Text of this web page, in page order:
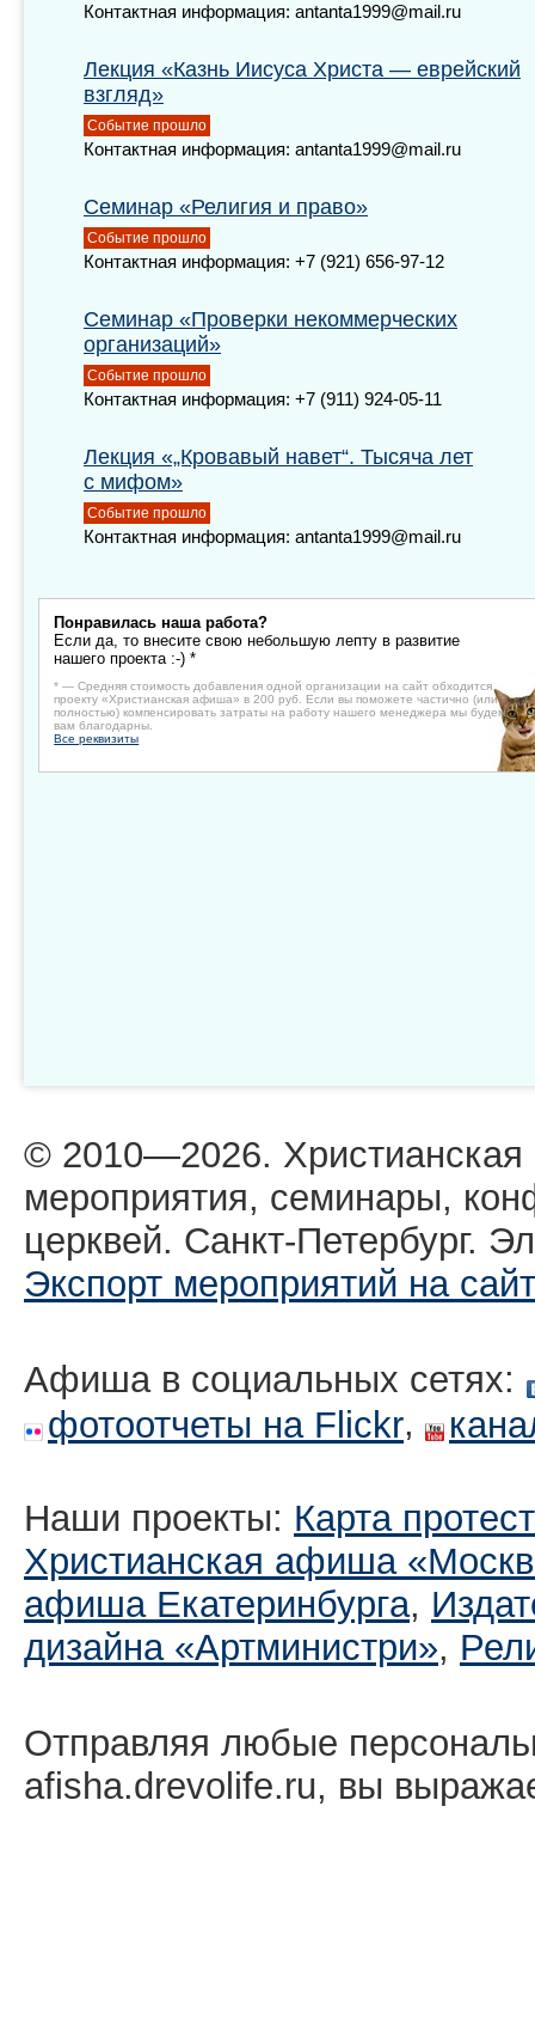
Контактная информация: antanta1999@mail.ru
Лекция «Казнь Иисуса Христа — еврейский
взгляд»
Событие прошло
Контактная информация: antanta1999@mail.ru
Семинар «Религия и право»
Событие прошло
Контактная информация: +7 (921) 656-97-12
Семинар «Проверки некоммерческих
организаций»
Событие прошло
Контактная информация: +7 (911) 924-05-11
Лекция «„Кровавый навет“. Тысяча лет
с мифом»
Событие прошло
Контактная информация: antanta1999@mail.ru
Понравилась наша работа?
Если да, то внесите свою небольшую лепту в развитие
нашего проекта :-) *
* — Средняя стоимость добавления одной организации на сайт обходится
проекту «Христианская афиша» в 200 руб. Если вы поможете частично (или
полностью) компенсировать затраты на работу нашего менеджера мы будем
вам благодарны.
Все реквизиты
© 2010—2026.
мероприятия, семинары,
церквей. Санкт-Петербург.
Экспорт мероприятий на сайт
Афиша в социальных сетях:
фотоотчеты на Flickr,
Наши проекты: Карта
Христианская афиша
афиша Екатеринбургa,
дизайна «Артминистри»,
Отправляя любые
afisha.drevolife.ru, вы